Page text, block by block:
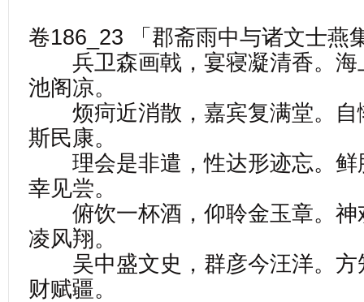
卷186_23 「郡斋雨中与诸文士燕
兵卫森画戟，宴寝凝清香。海
池阁凉。
烦疴近消散，嘉宾复满堂。自
斯民康。
理会是非遣，性达形迹忘。鲜
幸见尝。
俯饮一杯酒，仰聆金玉章。神
凌风翔。
吴中盛文史，群彦今汪洋。方
财赋疆。